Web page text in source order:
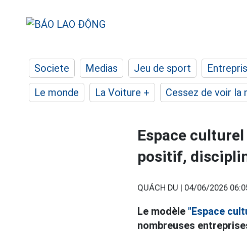
Societe Medias Jeu de sport
Le monde
La Voiture + Cessez de voir la
Espace
positif,
QUÁCH DU | 04/06/2026
Le modèle "Espace
nombreuses